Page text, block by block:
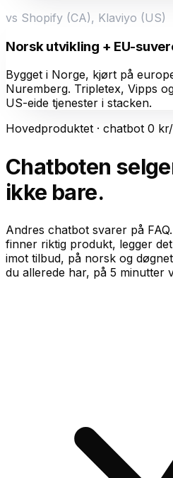
vs Shopify (CA), Klaviyo (US)
Norsk utvikling + EU-
Bygget i Norge, kjørt på
Nuremberg. Tripletex, Vipps
US-eide tjenester i stacken.
Hovedproduktet · chatbot 0
Chatboten
ikke bare.
Andres chatbot svarer på
finner riktig produkt, legger
imot tilbud, på norsk og
du allerede har, på 5 minutter